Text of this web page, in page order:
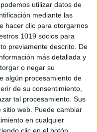
utilizar datos de
mediante las
hacer clic para otorgarnos
1019 socios para
previamente descrito. De
más detallada y
o negar su
algún procesamiento de
de su consentimiento,
tal procesamiento. Sus
web. Puede cambiar
en cualquier
de sílabas
y las
seleccionado.
completar
Puedes dar un
el proceso.
completar el